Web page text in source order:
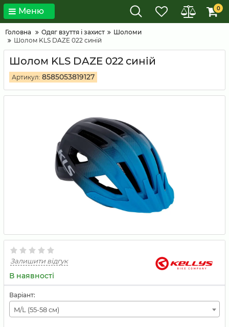
Меню 0
Головна Одяг взуття і захист
Шоломи
Шолом KLS DAZE 022 синій
Шолом KLS DAZE 022 синій
Артикул: 8585053819127
Залишити відгук
В наявності
Варіант:
M/L (55-58 см)